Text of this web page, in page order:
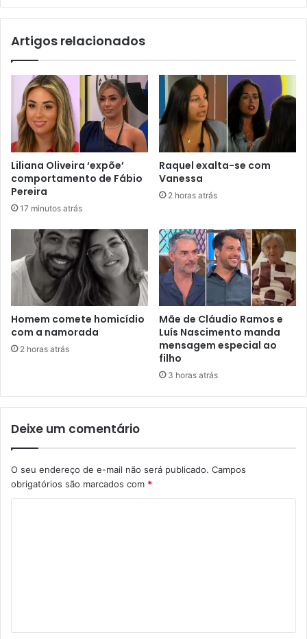
Artigos relacionados
Liliana Oliveira ‘expõe’
comportamento de Fábio
Pereira
17 minutos atrás
Raquel exalta-se com
Vanessa
2 horas atrás
Homem comete homicídio
com a namorada
2 horas atrás
Mãe de Cláudio Ramos e
Luís Nascimento manda
mensagem especial ao
filho
3 horas atrás
Deixe um comentário
O seu endereço de e-mail não será publicado. Campos
obrigatórios são marcados com *
á